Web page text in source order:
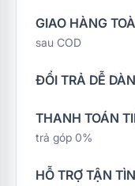
GIAO HÀNG
sau COD
ĐỔI TRẢ DỄ
THANH TOÁN
trả góp 0%
HỖ TRỢ TẬN